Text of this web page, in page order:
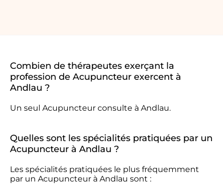
Combien de thérapeutes exerçant la
profession de Acupuncteur exercent à
Andlau ?
Un seul Acupuncteur consulte à Andlau.
Quelles sont les spécialités pratiquées par un
Acupuncteur à Andlau ?
Les spécialités pratiquées le plus fréquemment
par un Acupuncteur à Andlau sont :